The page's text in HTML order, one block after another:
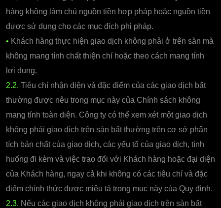
hàng không làm chủ nguồn tiền hợp pháp hoặc nguồn tiền
được sử dụng cho các mục đích phi pháp.
• Khách hàng thực hiện giao dịch không phải ở trên sàn mà
không mang tính chất thiện chí hoặc theo cách mang tính
lợi dụng.
2.2. Tiêu chí nhận diện và đặc điểm của các giao dịch bất
thường được nêu trong mục này của Chính sách không
mang tính toàn diện. Công ty có thể xem xét một giao dịch
không phải giao dịch trên sàn bất thường trên cơ sở phân
tích bản chất của giao dịch, các yếu tố của giao dịch, tình
huống đi kèm và việc trao đổi với Khách hàng hoặc đại diện
của Khách hàng, ngay cả khi không có các tiêu chí và đặc
điểm chính thức được miêu tả trong mục này của Quy định.
2.3. Nếu các giao dịch không phải giao dịch trên sàn bất